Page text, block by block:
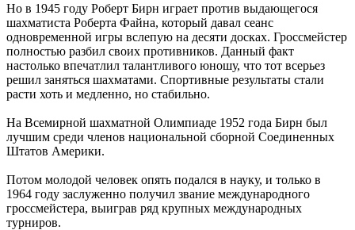
Но в 1945 году Роберт Бирн играет против выдающегося
шахматиста Роберта Файна, который давал сеанс
одновременной игры вслепую на десяти досках. Гроссмейстер
полностью разбил своих противников. Данный факт
настолько впечатлил талантливого юношу, что тот всерьез
решил заняться шахматами. Спортивные результаты стали
расти хоть и медленно, но стабильно.
На Всемирной шахматной Олимпиаде 1952 года Бирн был
лучшим среди членов национальной сборной Соединенных
Штатов Америки.
Потом молодой человек опять подался в науку, и только в
1964 году заслуженно получил звание международного
гроссмейстера, выиграв ряд крупных международных
турниров.